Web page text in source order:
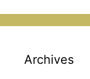
Archives